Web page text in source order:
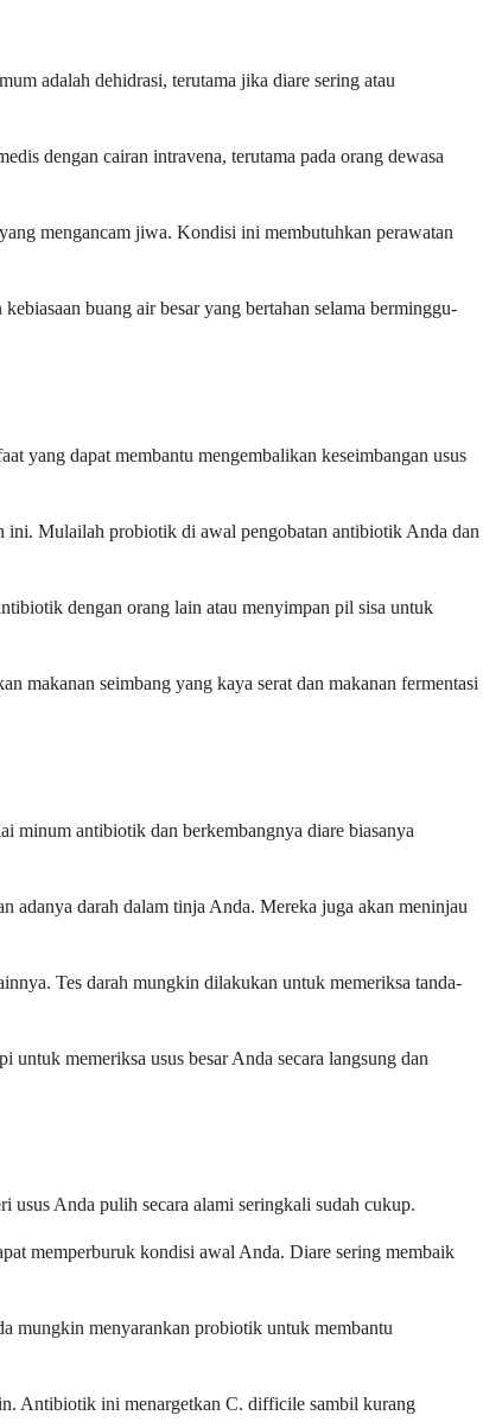
adalah dehidrasi, terutama jika diare sering atau
dengan cairan intravena, terutama pada orang dewasa
mengancam jiwa. Kondisi ini membutuhkan perawatan
buang air besar yang bertahan selama berminggu-
yang dapat membantu mengembalikan keseimbangan usus
ini. Mulailah probiotik di awal pengobatan antibiotik Anda dan
dengan orang lain atau menyimpan pil sisa untuk
makanan seimbang yang kaya serat dan makanan fermentasi
minum antibiotik dan berkembangnya diare biasanya
adanya darah dalam tinja Anda. Mereka juga akan meninjau
Tes darah mungkin dilakukan untuk memeriksa tanda-
memeriksa usus besar Anda secara langsung dan
usus Anda pulih secara alami seringkali sudah cukup.
memperburuk kondisi awal Anda. Diare sering membaik
mungkin menyarankan probiotik untuk membantu
Antibiotik ini menargetkan C. difficile sambil kurang